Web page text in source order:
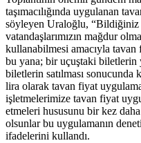
taşımacılığında uygulanan
söyleyen Uraloğlu, “Bildiğiniz
vatandaşlarımızın mağdur
kullanabilmesi amacıyla
bu yana; bir uçuştaki
biletlerin satılması sonucunda
lira olarak tavan fiyat
işletmelerimize tavan fiyat
etmeleri hususunu bir kez daha
olsunlar bu uygulamanın
ifadelerini kullandı.